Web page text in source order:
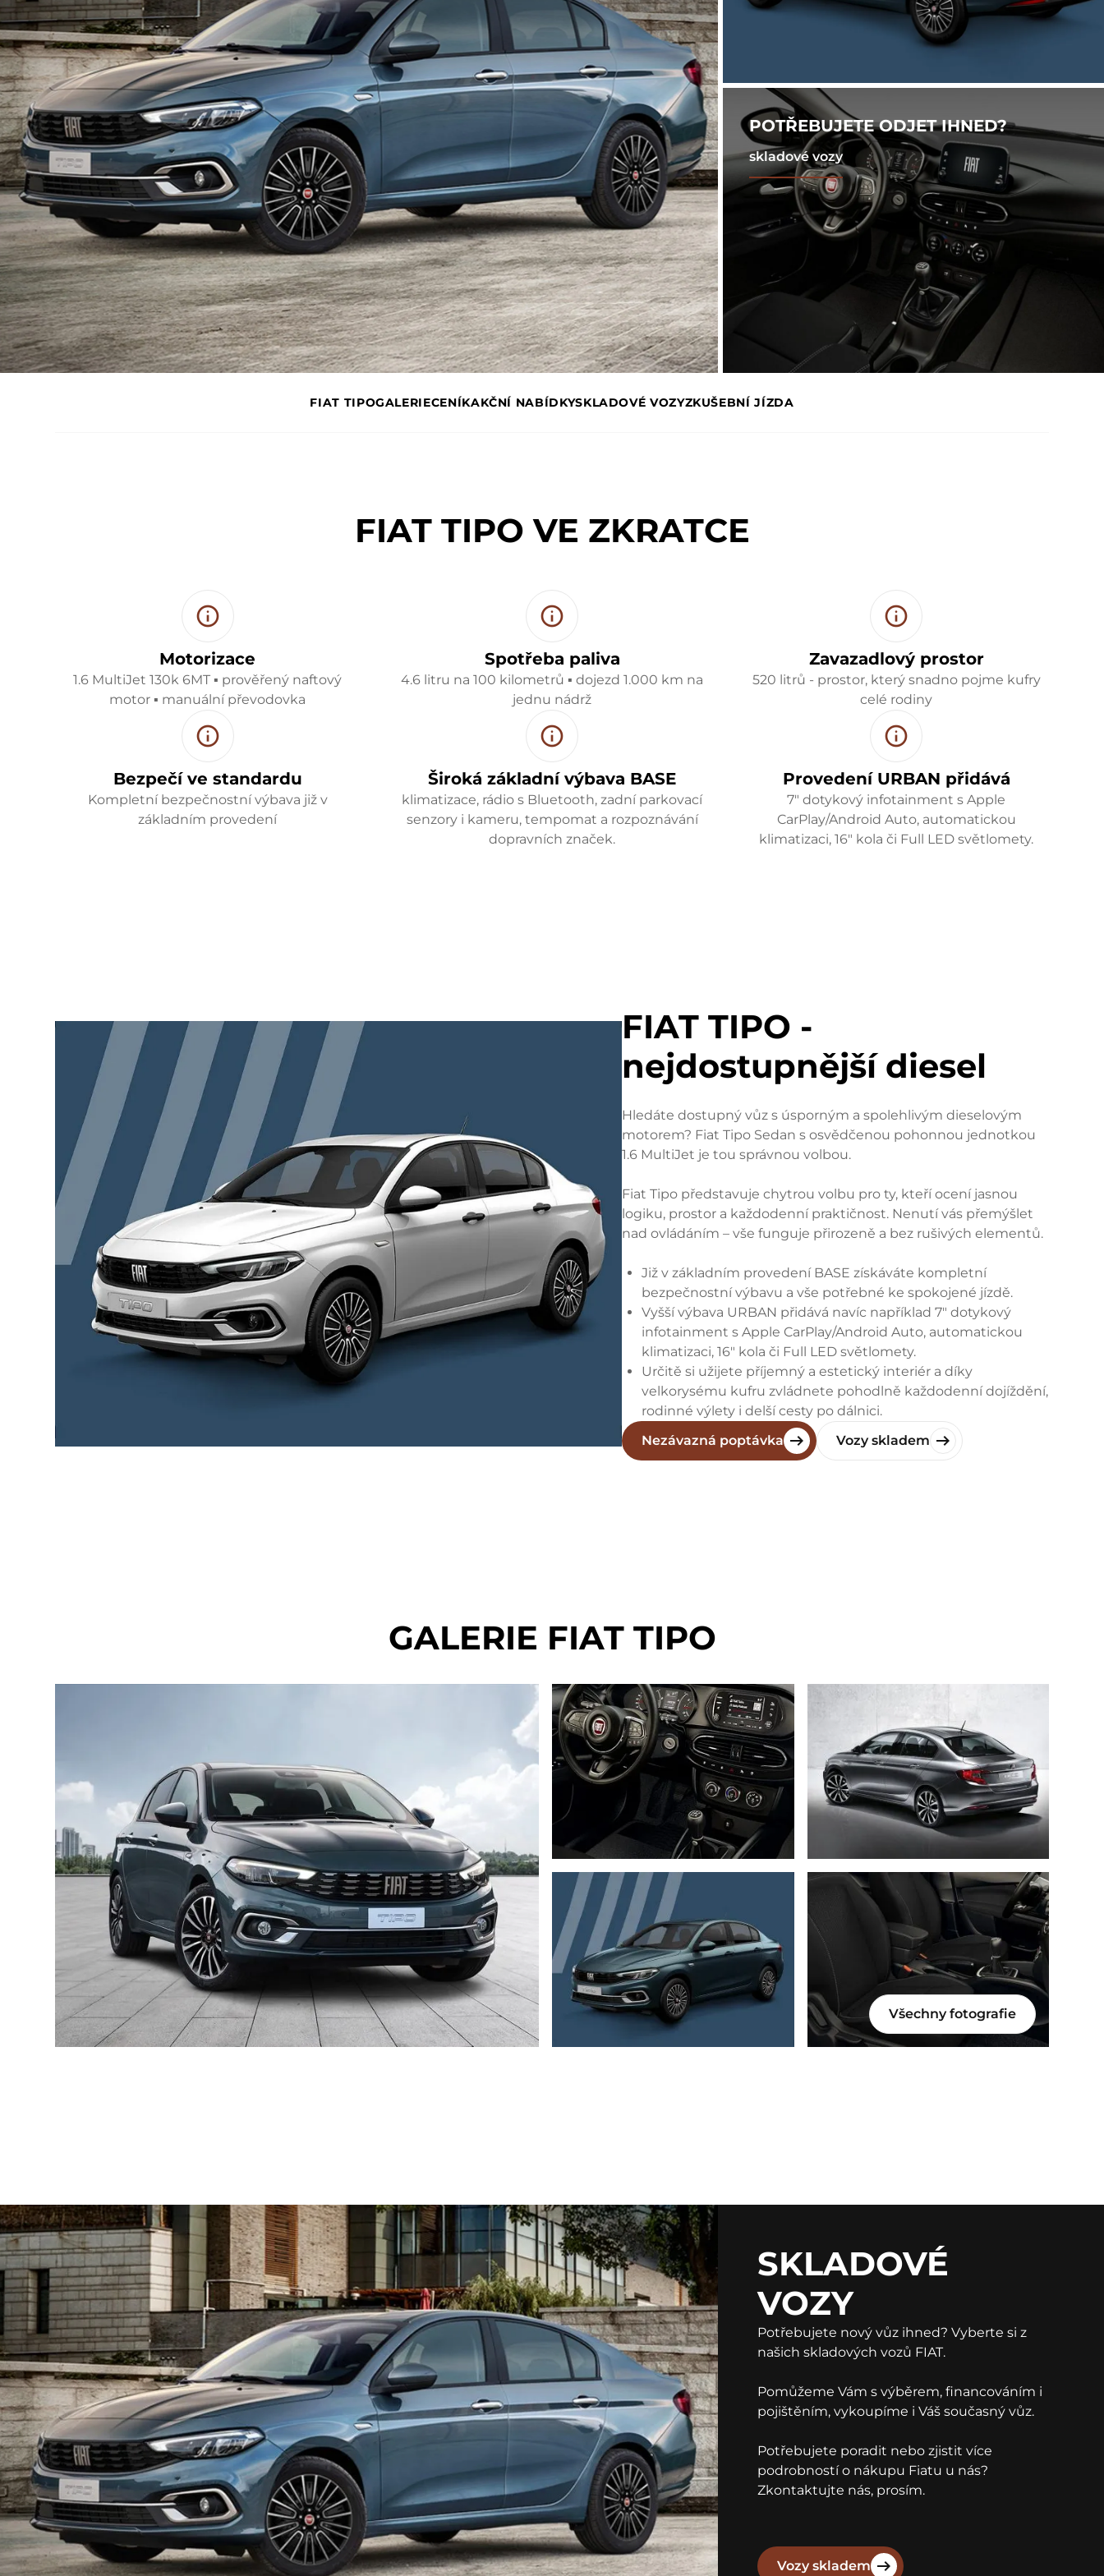
POTŘEBUJETE ODJET IHNED?
skladové vozy
FIAT TIPOGALERIECENÍKAKČNÍ NABÍDKYSKLADOVÉ VOZYZKUŠEBNÍ JÍZDA
FIAT TIPO VE ZKRATCE
Motorizace
1.6 MultiJet 130k 6MT ▪ prověřený naftový
motor ▪ manuální převodovka
Spotřeba paliva
4.6 litru na 100 kilometrů ▪ dojezd 1.000 km na
jednu nádrž
Zavazadlový prostor
520 litrů - prostor, který snadno pojme kufry
celé rodiny
Bezpečí ve standardu
Kompletní bezpečnostní výbava již v
základním provedení
Široká základní výbava BASE
klimatizace, rádio s Bluetooth, zadní parkovací
senzory i kameru, tempomat a rozpoznávání
dopravních značek.
Provedení URBAN přidává
7" dotykový infotainment s Apple
CarPlay/Android Auto, automatickou
klimatizaci, 16" kola či Full LED světlomety.
FIAT TIPO -
nejdostupnější diesel
Hledáte dostupný vůz s úsporným a spolehlivým dieselovým
motorem? Fiat Tipo Sedan s osvědčenou pohonnou jednotkou
1.6 MultiJet je tou správnou volbou.
Fiat Tipo představuje chytrou volbu pro ty, kteří ocení jasnou
logiku, prostor a každodenní praktičnost. Nenutí vás přemýšlet
nad ovládáním – vše funguje přirozeně a bez rušivých elementů.
Již v základním provedení BASE získáváte kompletní
bezpečnostní výbavu a vše potřebné ke spokojené jízdě.
Vyšší výbava URBAN přidává navíc například 7″ dotykový
infotainment s Apple CarPlay/Android Auto, automatickou
klimatizaci, 16″ kola či Full LED světlomety.
Určitě si užijete příjemný a estetický interiér a díky
velkorysému kufru zvládnete pohodlně každodenní dojíždění,
rodinné výlety i delší cesty po dálnici.
Nezávazná poptávka
Vozy skladem
GALERIE FIAT TIPO
Všechny fotografie
SKLADOVÉ
VOZY
Potřebujete nový vůz ihned? Vyberte si z
našich skladových vozů FIAT.
Pomůžeme Vám s výběrem, financováním i
pojištěním, vykoupíme i Váš současný vůz.
Potřebujete poradit nebo zjistit více
podrobností o nákupu Fiatu u nás?
Zkontaktujte nás, prosím.
Vozy skladem